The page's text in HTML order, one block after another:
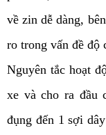
về zin dễ dàng,
ro trong vấn đề độ
Nguyên tắc hoạt
xe và cho ra đầu
đụng đến 1 sợi